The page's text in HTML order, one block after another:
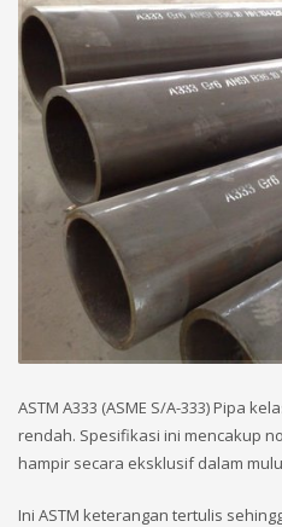
ASTM A333 (ASME S/A-333) Pipa
rendah. Spesifikasi ini mencakup
hampir secara eksklusif dalam
Ini ASTM keterangan tertulis